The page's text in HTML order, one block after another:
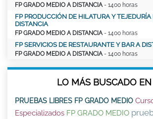
FP GRADO MEDIO A DISTANCIA- 1400 horas
FP PRODUCCIÓN DE HILATURA Y
DISTANCIA
FP GRADO MEDIO A DISTANCIA- 1400 horas
FP SERVICIOS DE RESTAURANTE Y BAR A
FP GRADO MEDIO A DISTANCIA- 1400 horas
LO MÁS BUSCADO
PRUEBAS LIBRES FP GRADO MEDIO
Especializados FP GRADO MEDIO